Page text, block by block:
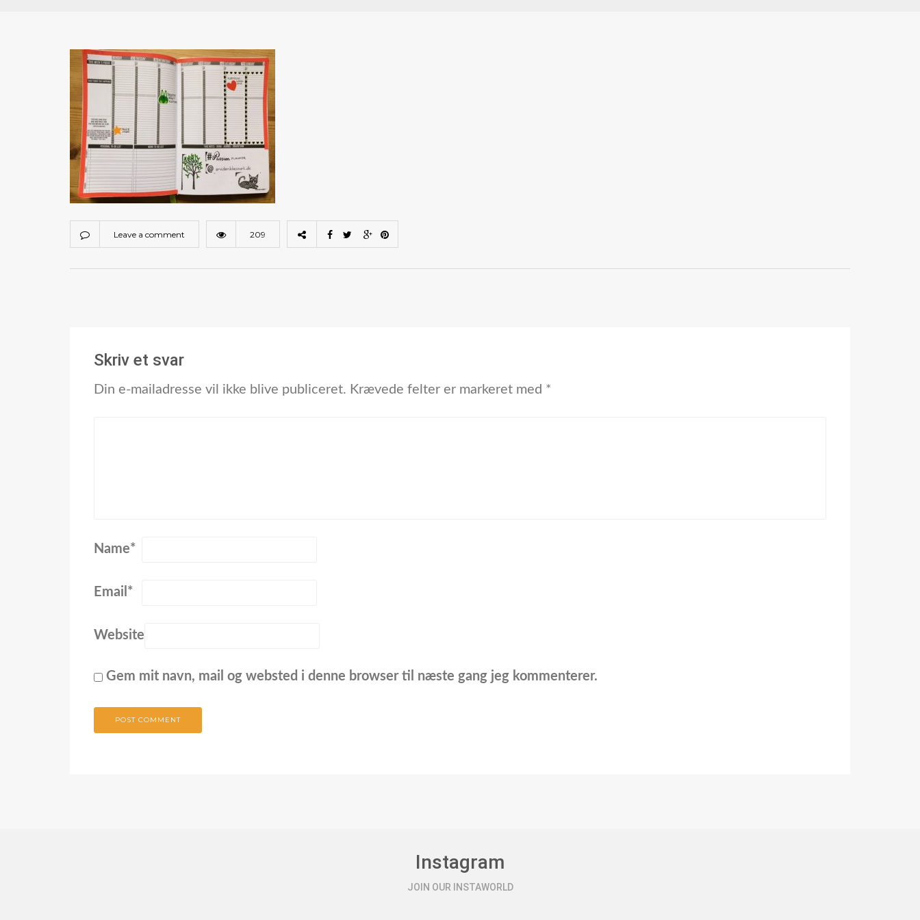
Leave a comment 209
Skriv et svar
Din e-mailadresse vil ikke blive publiceret. Krævede felter er markeret med *
Name*
Email *
Website
Gem mit navn, mail og websted i denne browser til næste gang jeg kommenterer.
Instagram
JOIN OUR INSTAWORLD